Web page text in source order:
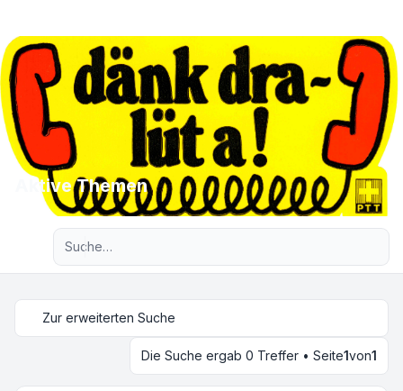
Aktive Themen
Zur erweiterten Suche
Die Suche ergab 0 Treffer • Seite1von1